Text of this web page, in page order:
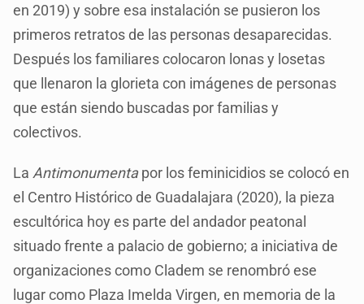
en 2019) y sobre esa instalación se pusieron los
primeros retratos de las personas desaparecidas.
Después los familiares colocaron lonas y losetas
que llenaron la glorieta con imágenes de personas
que están siendo buscadas por familias y
colectivos.
La Antimonumentapor los feminicidios se colocó en
el Centro Histórico de Guadalajara (2020), la pieza
escultórica hoy es parte del andador peatonal
situado frente a palacio de gobierno; a iniciativa de
organizaciones como Cladem se renombró ese
lugar como Plaza Imelda Virgen, en memoria de la